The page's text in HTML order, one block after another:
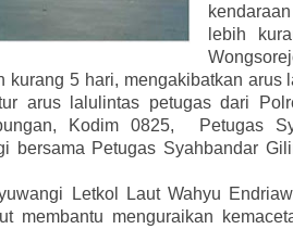
lebih
kurang 5 hari, mengakibatkan arus
arus lalulintas petugas dari
Kodim 0825, Petugas
bersama Petugas Syahbandar
Letkol Laut Wahyu
membantu menguraikan